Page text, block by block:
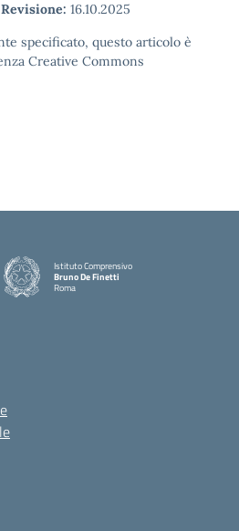
Revisione: 16.10.2025
specificato, questo articolo è
Creative Commons
Istituto Comprensivo
Bruno De Finetti
Roma